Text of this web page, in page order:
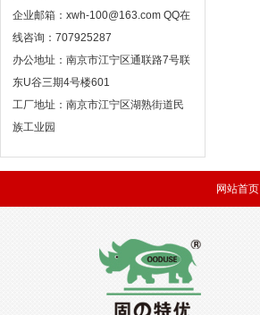
企业邮箱：xwh-100@163.com QQ在
线咨询：707925287
办公地址：南京市江宁区通联路7号联
东U谷三期4号楼601
工厂地址：南京市江宁区湖熟街道民
族工业园
网站首页